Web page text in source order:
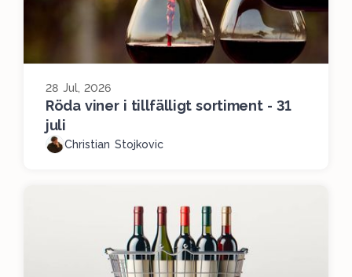
28 Jul, 2026
Röda viner i tillfälligt sortiment - 31
juli
Christian Stojkovic